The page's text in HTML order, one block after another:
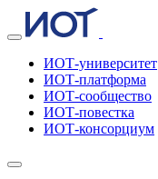
ИОТ-университет
ИОТ-платформа
ИОТ-сообщество
ИОТ-повестка
ИОТ-консорциум